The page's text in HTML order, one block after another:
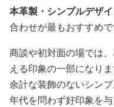
本革製・シンプルデザ
合わせが最もおすすめで
商談や初対面の場では
える印象の一部になりま
余計な装飾のないシン
年代を問わず好印象を